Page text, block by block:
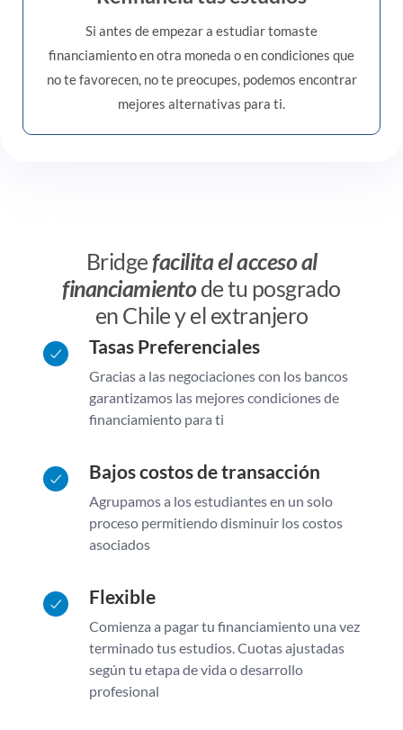
Si antes de empezar a estudiar tomaste
financiamiento en otra moneda o en condiciones que
no te favorecen, no te preocupes, podemos encontrar
mejores alternativas para ti.
Bridgefacilita el acceso al
financiamientode tu posgrado
en Chile y el extranjero
Tasas Preferenciales
Gracias a las negociaciones con los bancos
garantizamos las mejores condiciones de
financiamiento para ti
Bajos costos de transacción
Agrupamos a los estudiantes en un solo
proceso permitiendo disminuir los costos
asociados
Flexible
Comienza a pagar tu financiamiento una vez
terminado tus estudios. Cuotas ajustadas
según tu etapa de vida o desarrollo
profesional